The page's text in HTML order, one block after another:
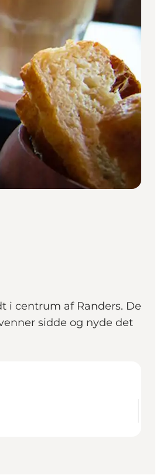
i centrum af Randers. De
sidde og nyde det